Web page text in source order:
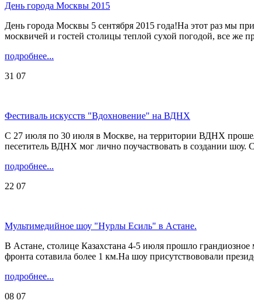
День города Москвы 2015
День города Москвы 5 сентября 2015 года!На этот раз мы
москвичей и гостей столицы теплой сухой погодой, все же
подробнее...
31 07
Фестиваль искусств "Вдохновение" на ВДНХ
С 27 июля по 30 июля в Москве, на территории ВДНХ
песетитель ВДНХ мог лично поучаствовать в создании
подробнее...
22 07
Мультимедийное шоу "Нурлы Есиль" в Астане.
В Астане, столице Казахстана 4-5 июля прошло
фронта сотавила более 1 км.На шоу присутствововали
подробнее...
08 07